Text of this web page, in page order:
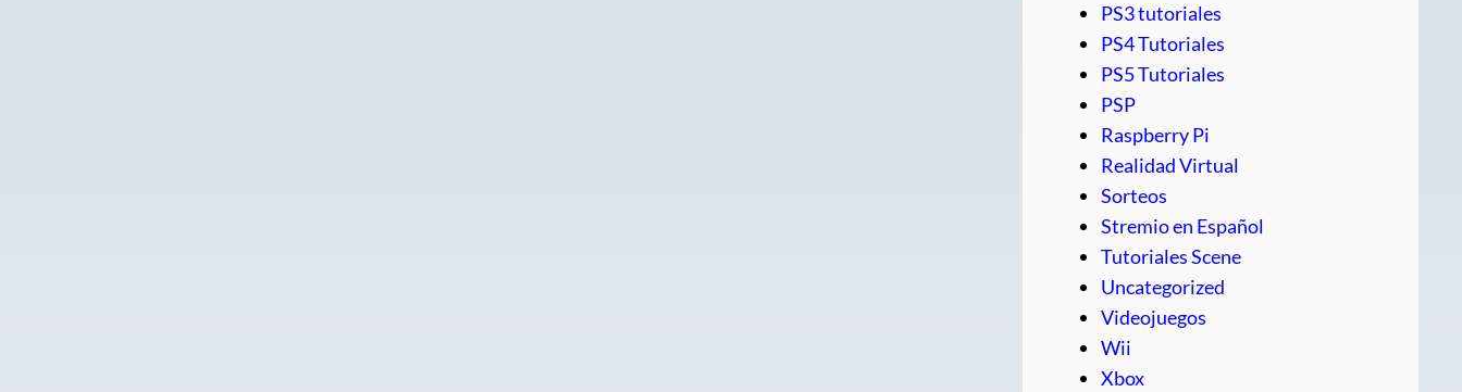
PS3 tutoriales
PS4 Tutoriales
PS5 Tutoriales
PSP
Raspberry Pi
Realidad Virtual
Sorteos
Stremio en Español
Tutoriales Scene
Uncategorized
Videojuegos
Wii
Xbox